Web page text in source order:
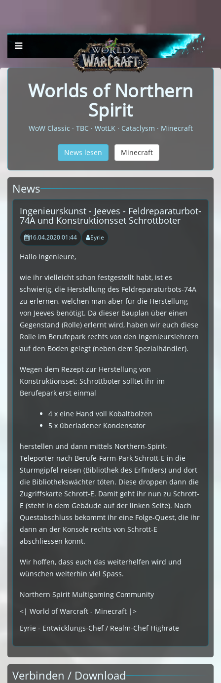
Worlds of Northern
Spirit
WoW Classic · TBC · WotLK · Cataclysm · Minecraft
News lesen Minecraft
News
Ingenieurskunst - Jeeves - Feldreparaturbot-
74A und Konstruktionsset Schrottboter
16.04.2020 01:44 Eyrie
Hallo Ingenieure,
wie ihr vielleicht schon festgestellt habt, ist es
schwierig, die Herstellung des Feldreparaturbots-74A
zu erlernen, welchen man aber für die Herstellung
von Jeeves benötigt. Da dieser Bauplan über einen
Gegenstand (Rolle) erlernt wird, haben wir euch diese
Rolle im Berufepark rechts von den Ingenieurslehrern
auf den Boden gelegt (neben dem Spezialhändler).
Wegen dem Rezept zur Herstellung von
Konstruktionsset: Schrottboter solltet ihr im
Berufepark erst einmal
4 x eine Hand voll Kobaltbolzen
5 x überladener Kondensator
herstellen und dann mittels Northern-Spirit-
Teleporter nach Berufe-Farm-Park Schrott-E in die
Sturmgipfel reisen (Bibliothek des Erfinders) und dort
die Bibliothekswächter töten. Diese droppen dann die
Zugriffskarte Schrott-E. Damit geht ihr nun zu Schrott-
E (steht in dem Gebäude auf der linken Seite). Nach
Questabschluss bekommt ihr eine Folge-Quest, die ihr
dann an der Konsole rechts von Schrott-E
abschliessen könnt.
Wir hoffen, dass euch das weiterhelfen wird und
wünschen weiterhin viel Spass.
Northern Spirit Multigaming Community
<| World of Warcraft - Minecraft |>
Eyrie - Entwicklungs-Chef / Realm-Chef Highrate
Verbinden / Download